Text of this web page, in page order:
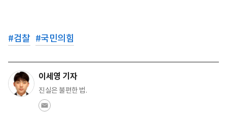
#검찰 #국민의힘
이세영 기자
진실은 불편한 법.